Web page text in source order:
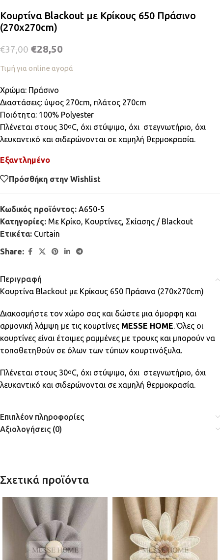
Κουρτίνα Blackout με Κρίκους 650 Πράσινο
(270x270cm)
€37,00 €28,50
Τιμή για online αγορά
Χρώμα: Πράσινο
Διαστάσεις: ύψος 270cm, πλάτος 270cm
Ποιότητα: 100% Polyester
Πλένεται στους 30οC, όχι στύψιμο, όχι στεγνωτήριο, όχι
λευκαντικό και σιδερώνονται σε χαμηλή θερμοκρασία.
Εξαντλημένο
Πρόσθήκη στην Wishlist
Κωδικός προϊόντος: Α650-5
Κατηγορίες: Mε Κρίκο, Κουρτίνες, Σκίασης / Blackout
Ετικέτα: Curtain
Share:
Περιγραφή
Κουρτίνα Blackout με Κρίκους 650 Πράσινο (270x270cm)
Διακοσμήστε τον χώρο σας και δώστε μια όμορφη και
αρμονική λάμψη με τις κουρτίνες MESSE HOME. Όλες οι
κουρτίνες είναι έτοιμες ραμμένες με τρουκς και μπορούν να
τοποθετηθούν σε όλων των τύπων κουρτινόξυλα.
Πλένεται στους 30οC, όχι στύψιμο, όχι στεγνωτήριο, όχι
λευκαντικό και σιδερώνονται σε χαμηλή θερμοκρασία.
Επιπλέον πληροφορίες
Αξιολογήσεις (0)
Σχετικά προϊόντα